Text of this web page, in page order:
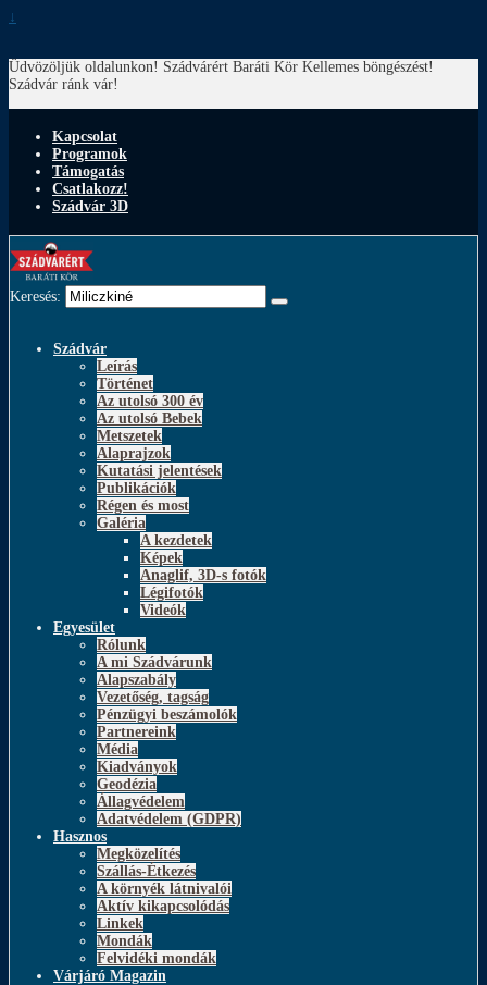
↓
Üdvözöljük oldalunkon! Szádvárért Baráti Kör Kellemes böngészést!
Szádvár ránk vár!
Kapcsolat
Programok
Támogatás
Csatlakozz!
Szádvár 3D
Keresés:
Szádvár
Leírás
Történet
Az utolsó 300 év
Az utolsó Bebek
Metszetek
Alaprajzok
Kutatási jelentések
Publikációk
Régen és most
Galéria
A kezdetek
Képek
Anaglif, 3D-s fotók
Légifotók
Videók
Egyesület
Rólunk
A mi Szádvárunk
Alapszabály
Vezetőség, tagság
Pénzügyi beszámolók
Partnereink
Média
Kiadványok
Geodézia
Állagvédelem
Adatvédelem (GDPR)
Hasznos
Megközelítés
Szállás-Étkezés
A környék látnivalói
Aktív kikapcsolódás
Linkek
Mondák
Felvidéki mondák
Várjáró Magazin